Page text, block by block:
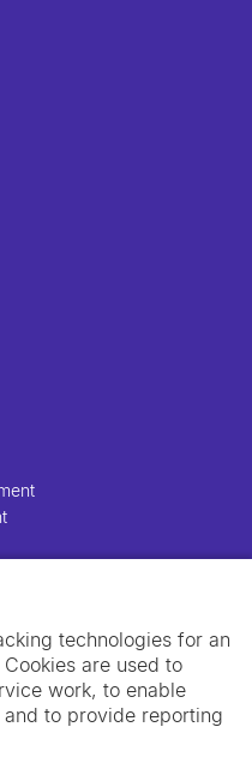
technologies for an
are used to
work, to enable
to provide reporting